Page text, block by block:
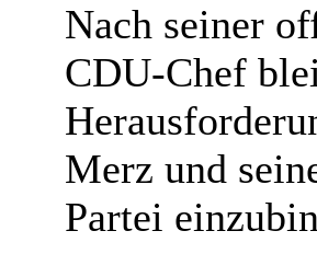
Nach seiner
CDU-Chef
Merz und
Partei